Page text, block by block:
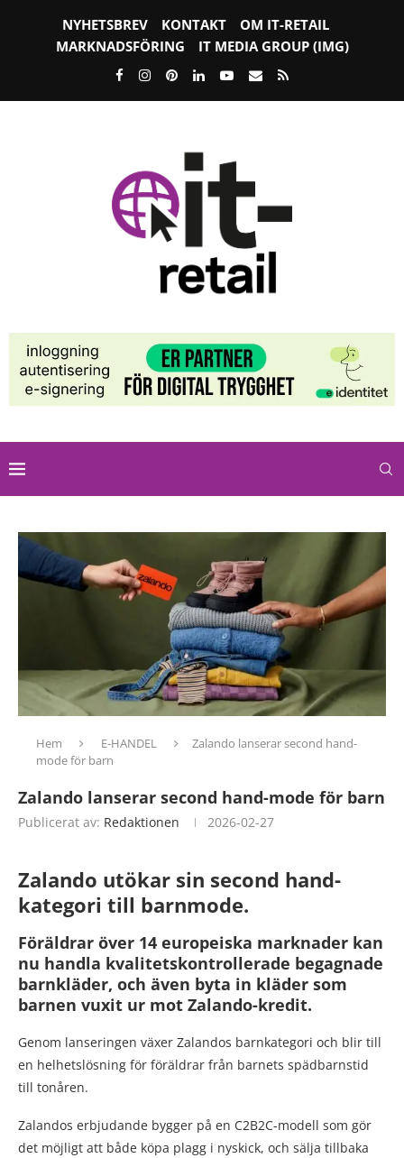
NYHETSBREV KONTAKT
OM IT-RETAIL
MARKNADSFÖRING
IT MEDIA GROUP (IMG)
Hem E-HANDEL
Zalando lanserar second hand-
mode för barn
Zalando lanserar second hand-mode för barn
Publicerat av: Redaktionen 2026-02-27
Zalando utökar sin second hand-
kategori till barnmode.
Föräldrar över 14 europeiska marknader kan
nu handla kvalitetskontrollerade begagnade
barnkläder, och även byta in kläder som
barnen vuxit ur mot Zalando-kredit.
Genom lanseringen växer Zalandos barnkategori och blir till
en helhetslösning för föräldrar från barnets spädbarnstid
till tonåren.
Zalandos erbjudande bygger på en C2B2C-modell som gör
det möjligt att både köpa plagg i nyskick, och sälja tillbaka